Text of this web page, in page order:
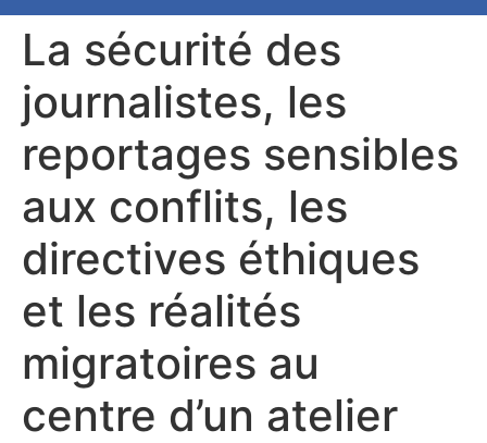
La sécurité des
journalistes, les
reportages sensibles
aux conflits, les
directives éthiques
et les réalités
migratoires au
centre d’un atelier